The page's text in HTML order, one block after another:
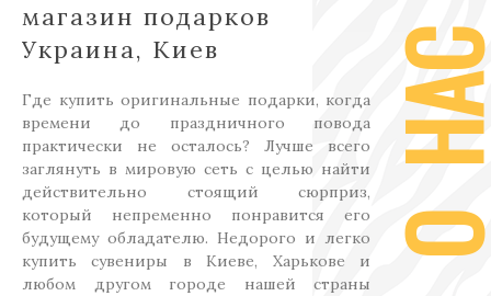
О
магазин подарков
Украина, Киев
Где купить оригинальные подарки, когда
времени до праздничного повода
практически не осталось? Лучше всего
заглянуть в мировую сеть с целью найти
действительно стоящий сюрприз,
который непременно понравится его
будущему обладателю. Недорого и легко
купить сувениры в Киеве, Харькове и
любом другом городе нашей страны